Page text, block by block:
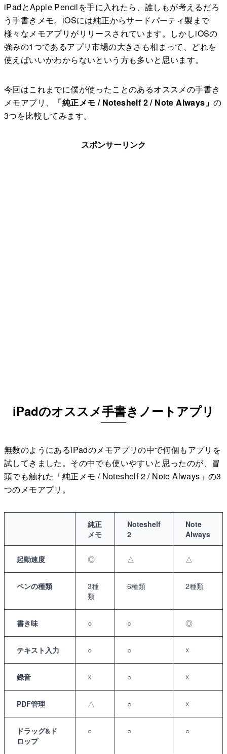
iPadとApple Pencilを手に入れたら、誰しもが考えるだろ
う手書きメモ。iOSには純正からサードパーティ製まで
様々なメモアプリがリリースされています。しかしiOSの
強みの1つであるアプリ市場の大きさも相まって、どれを
使えばいいかわからないという方も多いと思います。
今回はこれまでに僕が使ったことのあるオススメの手書き
メモアプリ、
「純正メモ / Noteshelf 2 / Note Always」の
3つを比較してみます。
スポンサーリンク
iPadのオススメ手書きノートアプリ
無数のようにあるiPadのメモアプリの中で何個もアプリを
試してきました。その中でも使いやすいと思ったのが、冒
頭でも触れた「純正メモ / Noteshelf 2 / Note Always」の3
つのメモアプリ。
純正
メモ
Noteshelf
2
Note
Always
起動速度 ◎ △ △
ペンの種類
3種
類
6種類 2種類
書き味 ○ ○ ◎
テキスト入力 ○ ○ ☓
録音 ☓ ○ ☓
PDF管理 △ ○ ☓
ドラッグ&ド
ロップ
○ ○ ○